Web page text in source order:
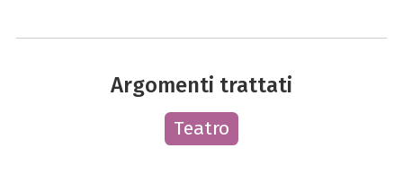
Argomenti trattati
Teatro